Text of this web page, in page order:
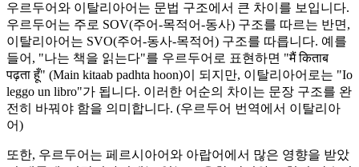
우르두어와 이탈리아어는 문법 구조에서 큰 차이를 보입니다.
우르두어는 주로 SOV(주어-목적어-동사) 구조를 따르는 반면,
이탈리아어는 SVO(주어-동사-목적어) 구조를 따릅니다. 예를
들어, "나는 책을 읽는다"를 우르두어로 표현하면 "मैं किताब
पढ़ता हूँ" (Main kitaab padhta hoon)이 되지만, 이탈리아어로는 "Io
leggo un libro"가 됩니다. 이러한 어순의 차이는 문장 구조를 완
전히 바꿔야 함을 의미합니다. (우르두어 번역에서 이탈리아
어)
또한, 우르두어는 페르시아어와 아랍어에서 많은 영향을 받았